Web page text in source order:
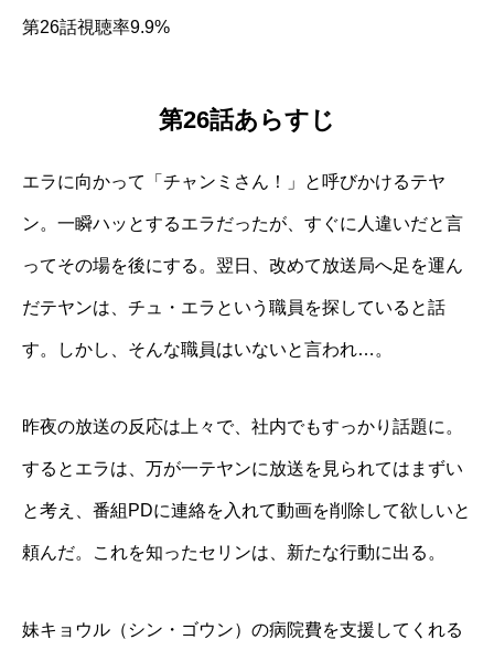
第26話視聴率9.9%
第26話あらすじ
エラに向かって「チャンミさん！」と呼びかけるテヤ
ン。一瞬ハッとするエラだったが、すぐに人違いだと言
ってその場を後にする。翌日、改めて放送局へ足を運ん
だテヤンは、チュ・エラという職員を探していると話
す。しかし、そんな職員はいないと言われ…。
昨夜の放送の反応は上々で、社内でもすっかり話題に。
するとエラは、万が一テヤンに放送を見られてはまずい
と考え、番組PDに連絡を入れて動画を削除して欲しいと
頼んだ。これを知ったセリンは、新たな行動に出る。
妹キョウル（シン・ゴウン）の病院費を支援してくれる